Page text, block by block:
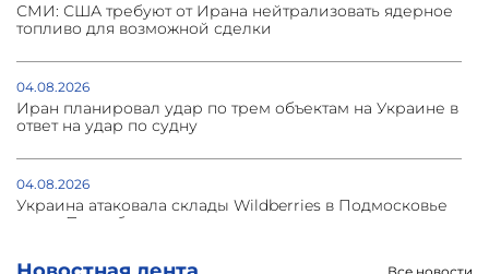
СМИ: США требуют от Ирана нейтрализовать ядерное
топливо для возможной сделки
04.08.2026
Иран планировал удар по трем объектам на Украине в
ответ на удар по судну
04.08.2026
Украина атаковала склады Wildberries в Подмосковье
и под Петербургом